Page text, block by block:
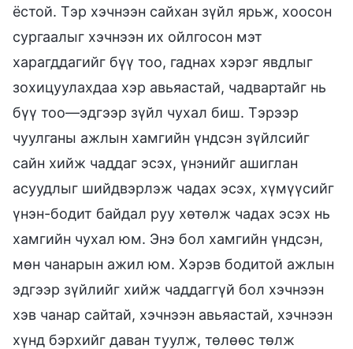
ёстой. Тэр хэчнээн сайхан зүйл ярьж, хоосон
сургаалыг хэчнээн их ойлгосон мэт
харагддагийг бүү тоо, гаднах хэрэг явдлыг
зохицуулахдаа хэр авьяастай, чадвартайг нь
бүү тоо—эдгээр зүйл чухал биш. Тэрээр
чуулганы ажлын хамгийн үндсэн зүйлсийг
сайн хийж чаддаг эсэх, үнэнийг ашиглан
асуудлыг шийдвэрлэж чадах эсэх, хүмүүсийг
үнэн-бодит байдал руу хөтөлж чадах эсэх нь
хамгийн чухал юм. Энэ бол хамгийн үндсэн,
мөн чанарын ажил юм. Хэрэв бодитой ажлын
эдгээр зүйлийг хийж чаддаггүй бол хэчнээн
хэв чанар сайтай, хэчнээн авьяастай, хэчнээн
хүнд бэрхийг даван туулж, төлөөс төлж